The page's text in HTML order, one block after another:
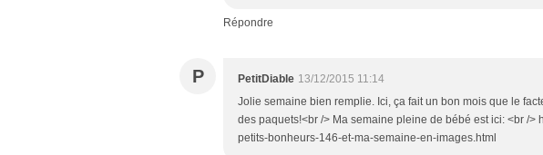
Répondre
P PetitDiable 13/12/2015 11:14
Jolie semaine bien remplie. Ici, ça fait un bon mois que le
des paquets!<br /> Ma semaine pleine de bébé est ici: <br />
petits-bonheurs-146-et-ma-semaine-en-images.html